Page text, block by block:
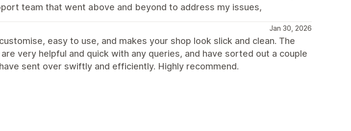
team that went above and beyond to address my issues,
Jan 30, 2026
easy to use, and makes your shop look slick and clean. The
very helpful and quick with any queries, and have sorted out a couple
sent over swiftly and efficiently. Highly recommend.